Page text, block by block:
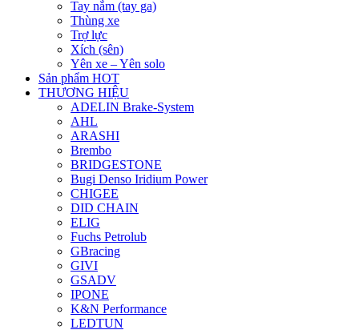
Tay nắm (tay ga)
Thùng xe
Trợ lực
Xích (sên)
Yên xe – Yên solo
Sản phẩm HOT
THƯƠNG HIỆU
ADELIN Brake-System
AHL
ARASHI
Brembo
BRIDGESTONE
Bugi Denso Iridium Power
CHIGEE
DID CHAIN
ELIG
Fuchs Petrolub
GBracing
GIVI
GSADV
IPONE
K&N Performance
LEDTUN